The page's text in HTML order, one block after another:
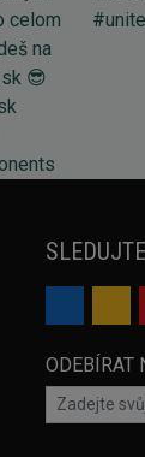
ODEBÍRAT